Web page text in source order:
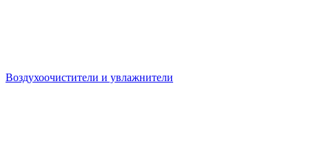
Воздухоочистители и увлажнители